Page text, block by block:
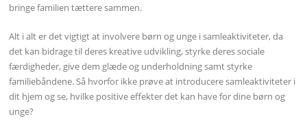
bringe familien tættere sammen.
Alt i alt er det vigtigt at involvere børn og unge i samleaktiviteter, da
det kan bidrage til deres kreative udvikling, styrke deres sociale
færdigheder, give dem glæde og underholdning samt styrke
familiebåndene. Så hvorfor ikke prøve at introducere samleaktiviteter i
dit hjem og se, hvilke positive effekter det kan have for dine børn og
unge?